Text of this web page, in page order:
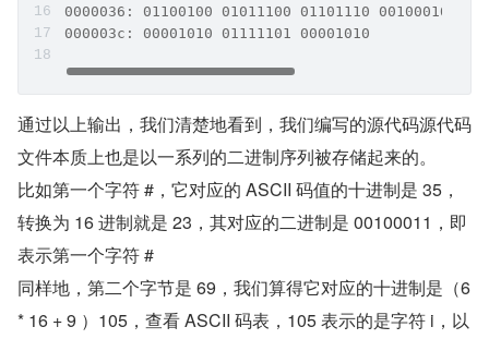
0000036: 01100100 01011100 01101110 00100010
000003c: 00001010 01111101 00001010
通过以上输出，我们清楚地看到，我们编写的源代码源代码
文件本质上也是以一系列的二进制序列被存储起来的。
比如第一个字符 #，它对应的 ASCII 码值的十进制是 35，
转换为 16 进制就是 23，其对应的二进制是 00100011，即
表示第一个字符 #
同样地，第二个字节是 69，我们算得它对应的十进制是（6
* 16 + 9 ）105，查看 ASCII 码表，105 表示的是字符 i，以